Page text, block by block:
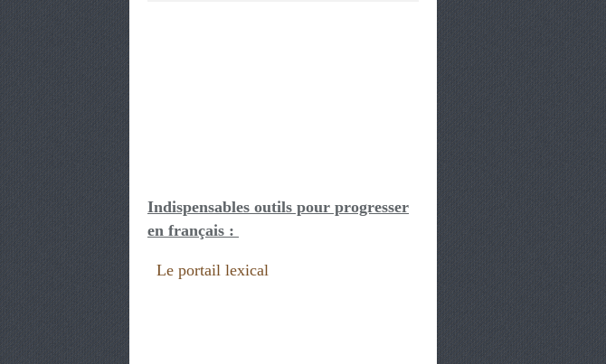
Indispensables outils pour progresser
en français :
Le portail lexical